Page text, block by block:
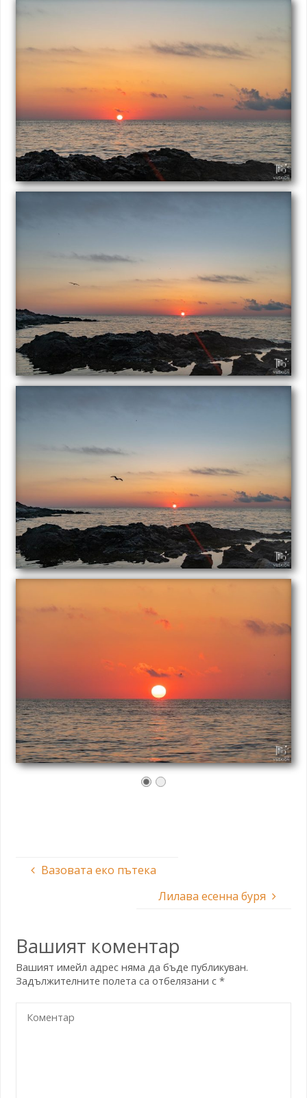
Вазовата еко пътека
Лилава есенна буря
Вашият коментар
Вашият имейл адрес няма да бъде публикуван.
Задължителните полета са отбелязани с*